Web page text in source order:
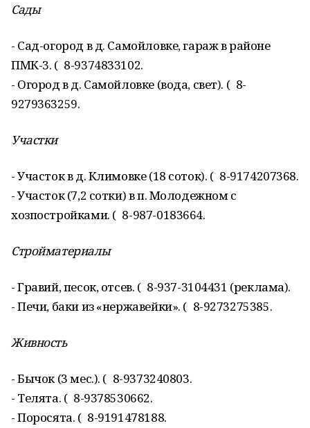
Сады
- Сад-огород в д. Самойловке, гараж в районе
ПМК-3. ( 8-9374833102.
- Огород в д. Самойловке (вода, свет). ( 8-
9279363259.
Участки
- Участок в д. Климовке (18 соток). ( 8-9174207368.
- Участок (7,2 сотки) в п. Молодежном с
хозпостройками. ( 8-987-0183664.
Стройматериалы
- Гравий, песок, отсев. ( 8-937-3104431 (реклама).
- Печи, баки из «нержавейки». ( 8-9273275385.
Живность
- Бычок (3 мес.). ( 8-9373240803.
- Телята. ( 8-9378530662.
- Поросята. ( 8-9191478188.